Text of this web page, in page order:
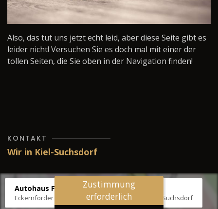
Also, das tut uns jetzt echt leid, aber diese Seite gibt es
leider nicht! Versuchen Sie es doch mal mit einer der
tollen Seiten, die Sie oben in der Navigation finden!
KONTAKT
Wir in Kiel-Suchsdorf
Autohaus Fräter
Eckernförder Str. /Klausbrooker Weg 1, 24107 Kiel-Suchsdorf
Zustimmung
erforderlich